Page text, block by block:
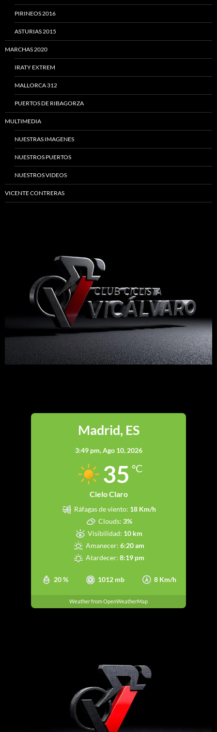
PIRINEOS 2016
ASTURIAS 2015
MARCHAS 2020
IRATY EXTREM
MALLORCA 312
PUERTOS DE RIBAGORZA
MULTIMEDIA
NUESTRAS IMAGENES
NUESTROS PUERTOS
NUESTROS VIDEOS
VICENTE CONTRERAS
Madrid, ES
3:49 pm,Ago 10, 2026
35 °C
Cielo Claro
20 % 1012 mb 8 Km/h
Ráfagas de viento: 18 Km/h
Clouds: 3%
Visibilidad: 10 km
Amanecer: 6:20 am
Atardecer: 8:19 pm
Weather from OpenWeatherMap